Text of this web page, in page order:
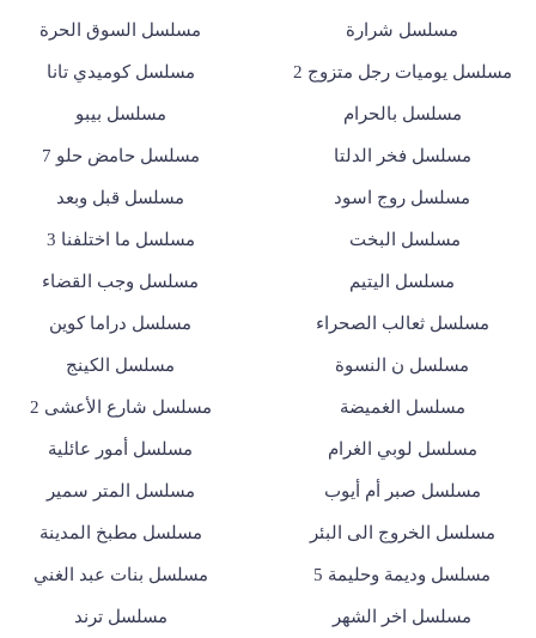
مسلسل شرارة مسلسل السوق الحرة
مسلسل يوميات رجل متزوج 2 مسلسل كوميدي تانا
مسلسل بالحرام مسلسل بيبو
مسلسل فخر الدلتا مسلسل حامض حلو 7
مسلسل روج اسود مسلسل قبل وبعد
مسلسل البخت مسلسل ما اختلفنا 3
مسلسل اليتيم مسلسل وجب القضاء
مسلسل ثعالب الصحراء مسلسل دراما كوين
مسلسل ن النسوة مسلسل الكينج
مسلسل الغميضة مسلسل شارع الأعشى 2
مسلسل لوبي الغرام مسلسل أمور عائلية
مسلسل صبر أم أيوب مسلسل المتر سمير
مسلسل الخروج الى البئر مسلسل مطبخ المدينة
مسلسل وديمة وحليمة 5 مسلسل بنات عبد الغني
مسلسل اخر الشهر مسلسل ترند